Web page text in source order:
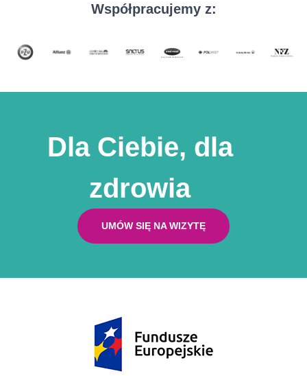
Współpracujemy z:
Dla Ciebie, dla
zdrowia
UMÓW SIĘ NA WIZYTĘ